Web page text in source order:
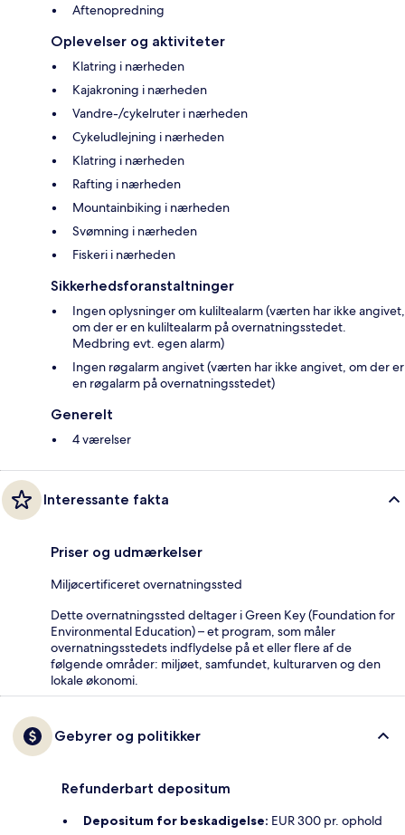
Aftenopredning
Oplevelser og aktiviteter
Klatring i nærheden
Kajakroning i nærheden
Vandre-/cykelruter i nærheden
Cykeludlejning i nærheden
Klatring i nærheden
Rafting i nærheden
Mountainbiking i nærheden
Svømning i nærheden
Fiskeri i nærheden
Sikkerhedsforanstaltninger
Ingen oplysninger om kuliltealarm (værten har ikke angivet,
om der er en kuliltealarm på overnatningsstedet.
Medbring evt. egen alarm)
Ingen røgalarm angivet (værten har ikke angivet, om der er
en røgalarm på overnatningsstedet)
Generelt
4 værelser
Interessante fakta
Priser og udmærkelser
Miljøcertificeret overnatningssted
Dette overnatningssted deltager i Green Key (Foundation for
Environmental Education) – et program, som måler
overnatningsstedets indflydelse på et eller flere af de
følgende områder: miljøet, samfundet, kulturarven og den
lokale økonomi.
Gebyrer og politikker
Refunderbart depositum
Depositum for beskadigelse: EUR 300 pr. ophold